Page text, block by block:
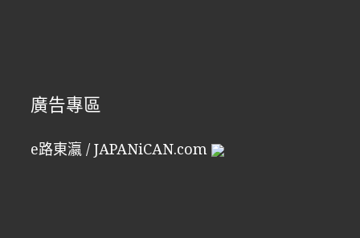
廣告專區
e路東瀛 / JAPANiCAN.com